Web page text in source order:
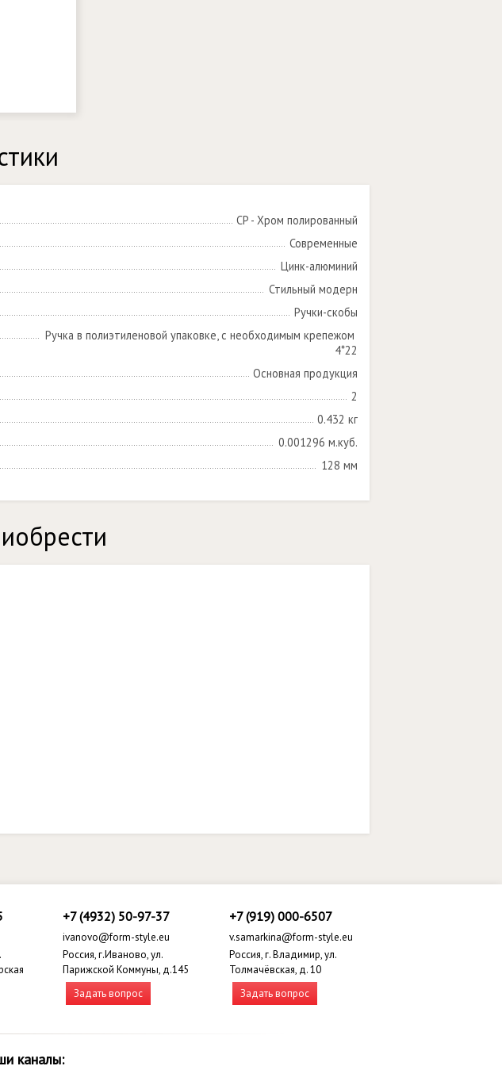
CP - Хром полированный
Современные
Цинк-алюминий
Стильный модерн
Ручки-скобы
Ручка в полиэтиленовой упаковке, с необходимым крепежом
4*22
Основная продукция
2
0.432 кг
0.001296 м.куб.
128 мм
+7 (4932) 50-97-37
ivanovo@form-style.eu
Россия, г.Иваново, ул.
Парижской Коммуны, д.145
Задать вопрос
+7 (919) 000-6507
v.samarkina@form-style.eu
Россия, г. Владимир, ул.
Толмачёвская, д. 10
Задать вопрос
каналы: